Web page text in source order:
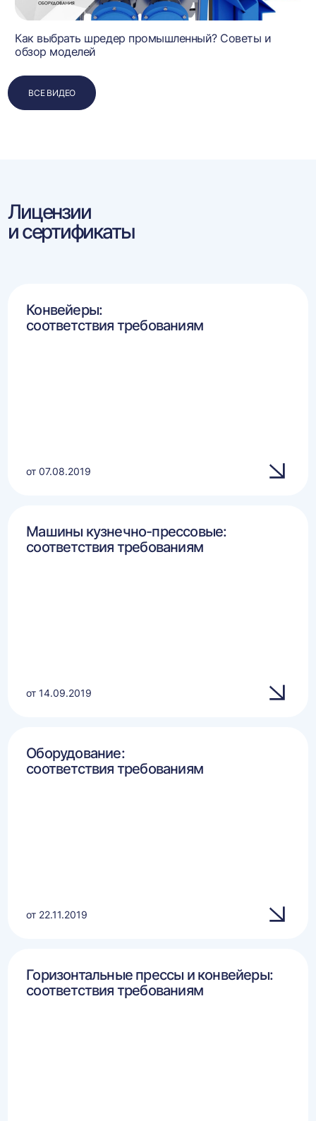
Как выбрать шредер промышленный? Советы и
обзор моделей
ВСЕ ВИДЕО
Лицензии
и сертификаты
Конвейеры:
соответствия требованиям
от 07.08.2019
Машины кузнечно-прессовые:
соответствия требованиям
от 14.09.2019
Оборудование:
соответствия требованиям
от 22.11.2019
Горизонтальные прессы и конвейеры:
соответствия требованиям